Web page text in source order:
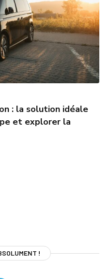
: la solution idéale
et explorer la
!